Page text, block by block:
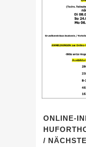
ONLINE-
/